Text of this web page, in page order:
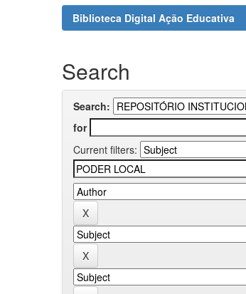
Biblioteca Digital Ação Educativa
Search
Search:
for
Current filters: